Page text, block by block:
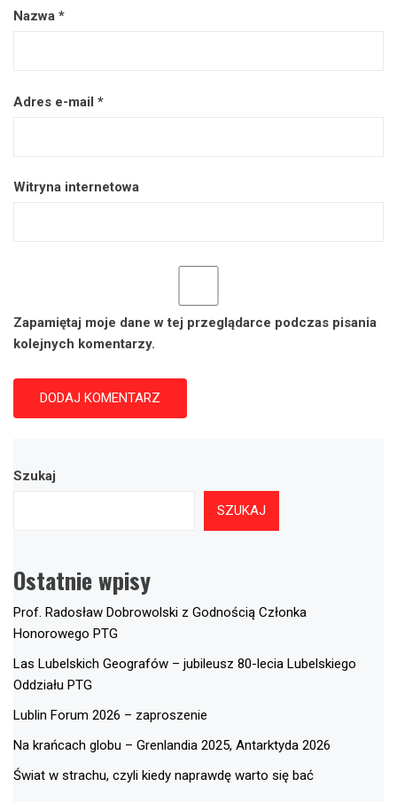
Nazwa *
Adres e-mail *
Witryna internetowa
Zapamiętaj moje dane w tej przeglądarce podczas pisania
kolejnych komentarzy.
Szukaj
SZUKAJ
Ostatnie wpisy
Prof. Radosław Dobrowolski z Godnością Członka
Honorowego PTG
Las Lubelskich Geografów – jubileusz 80-lecia Lubelskiego
Oddziału PTG
Lublin Forum 2026 – zaproszenie
Na krańcach globu – Grenlandia 2025, Antarktyda 2026
Świat w strachu, czyli kiedy naprawdę warto się bać